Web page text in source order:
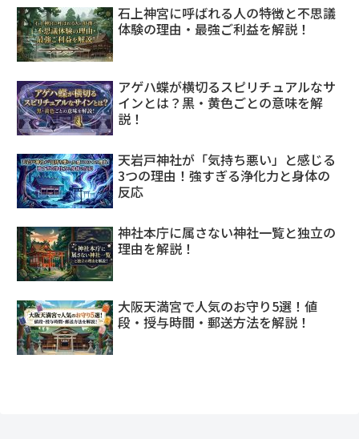
石上神宮に呼ばれる人の特徴と不思議
体験の理由・最強ご利益を解説！
アゲハ蝶が横切るスピリチュアルなサ
インとは？黒・黄色ごとの意味を解
説！
天岩戸神社が「気持ち悪い」と感じる
3つの理由！強すぎる浄化力と身体の
反応
神社本庁に属さない神社一覧と独立の
理由を解説！
大阪天満宮で人気のお守り5選！値
段・授与時間・郵送方法を解説！